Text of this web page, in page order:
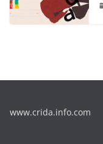
www.crida.info.com